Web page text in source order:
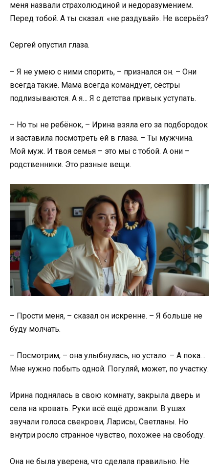
меня назвали страхолюдиной и недоразумением.
Перед тобой. А ты сказал: «не раздувай». Не всерьёз?
Сергей опустил глаза.
– Я не умею с ними спорить, – признался он. – Они
всегда такие. Мама всегда командует, сёстры
подлизываются. А я… Я с детства привык уступать.
– Но ты не ребёнок, – Ирина взяла его за подбородок
и заставила посмотреть ей в глаза. – Ты мужчина.
Мой муж. И твоя семья – это мы с тобой. А они –
родственники. Это разные вещи.
– Прости меня, – сказал он искренне. – Я больше не
буду молчать.
– Посмотрим, – она улыбнулась, но устало. – А пока…
Мне нужно побыть одной. Погуляй, может, по участку.
Ирина поднялась в свою комнату, закрыла дверь и
села на кровать. Руки всё ещё дрожали. В ушах
звучали голоса свекрови, Ларисы, Светланы. Но
внутри росло странное чувство, похожее на свободу.
Она не была уверена, что сделала правильно. Не